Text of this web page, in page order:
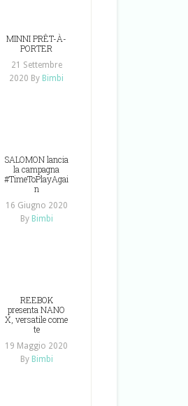
MINNI PRÊT-À-
PORTER
21 Settembre
2020 By Bimbi
SALOMON lancia
la campagna
#TimeToPlayAgai
n
16 Giugno 2020
By Bimbi
REEBOK
presenta NANO
X, versatile come
te
19 Maggio 2020
By Bimbi